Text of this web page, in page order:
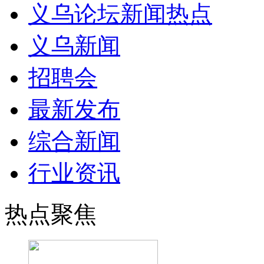
义乌论坛新闻热点
义乌新闻
招聘会
最新发布
综合新闻
行业资讯
热点聚焦